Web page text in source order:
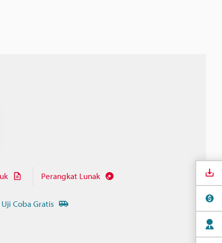
Perangkat Lunak
Coba Gratis